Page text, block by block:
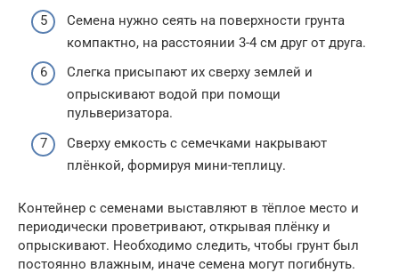
Семена нужно сеять на поверхности грунта
компактно, на расстоянии 3-4 см друг от друга.
Слегка присыпают их сверху землей и
опрыскивают водой при помощи
пульверизатора.
Сверху емкость с семечками накрывают
плёнкой, формируя мини-теплицу.
Контейнер с семенами выставляют в тёплое место и
периодически проветривают, открывая плёнку и
опрыскивают. Необходимо следить, чтобы грунт был
постоянно влажным, иначе семена могут погибнуть.